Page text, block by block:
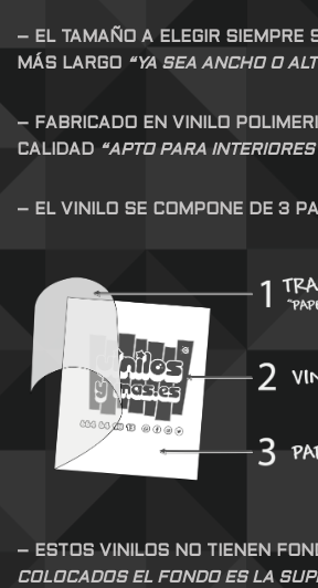
– EL TAMAÑO A ELEGIR SIEMPRE
MÁS LARGO “YA SEA ANCHO O
– FABRICADO EN VINILO
CALIDAD “APTO PARA
– EL VINILO SE COMPONE DE 3
– ESTOS VINILOS NO TIENEN
COLOCADOS EL FONDO ES LA